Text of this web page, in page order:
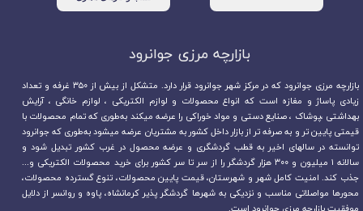
بازارچه مرزی جوانرود​​​​​​​
بازارچه مرزی جوانرود که در مرکز شهر جوانرود قرار دارد. متشکل از بیش از ۳۵۰ غرفه و تعداد
زیادی پاساژ و مغازه است که انواع محصولات و لوازم الکتریکی ، لوازم خانگی ، آرایش
بهداشتی ،پوشاک ، صنایع دستی و مواد خوراکی را عرضه میکند به‌طوری که تمام محصولات با
قیمتی پایین تر و به صرفه تر از بازار داخل کشور به مشتریان عرضه میشود به‌طوری که جوانرود
توانسته در سالهای اخیر به قطب گردشگری و عرضه محصول در غرب کشور تبدیل شود و
سالانه ۱ میلیون و ۳۰۰ هزار گردشگر را از سر تا سر کشور برای خرید محصولات الکتریکی و...
جذب کند. امنیت کامل شهر و شهرستان، قیمت پایین محصولات، تنوع گسترده محصولات،
محورها مواصلاتی مناسب و نزدیکی به شهرها گردشگر پذیر کرمانشاه، پاوه و روانسر از دلایل